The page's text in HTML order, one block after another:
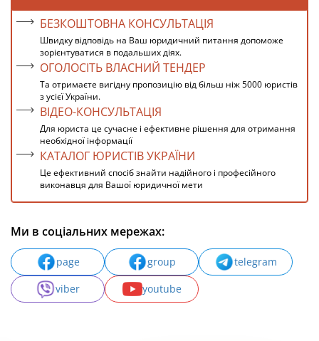
БЕЗКОШТОВНА КОНСУЛЬТАЦІЯ
Швидку відповідь на Ваш юридичний питання допоможе
зорієнтуватися в подальших діях.
ОГОЛОСІТЬ ВЛАСНИЙ ТЕНДЕР
Та отримаєте вигідну пропозицію від більш ніж 5000 юристів
з усієї України.
ВІДЕО-КОНСУЛЬТАЦІЯ
Для юриста це сучасне і ефективне рішення для отримання
необхідної інформації
КАТАЛОГ ЮРИСТІВ УКРАЇНИ
Це ефективний спосіб знайти надійного і професійного
виконавця для Вашої юридичної мети
Ми в соціальних мережах:
page group
telegram
viber
youtube